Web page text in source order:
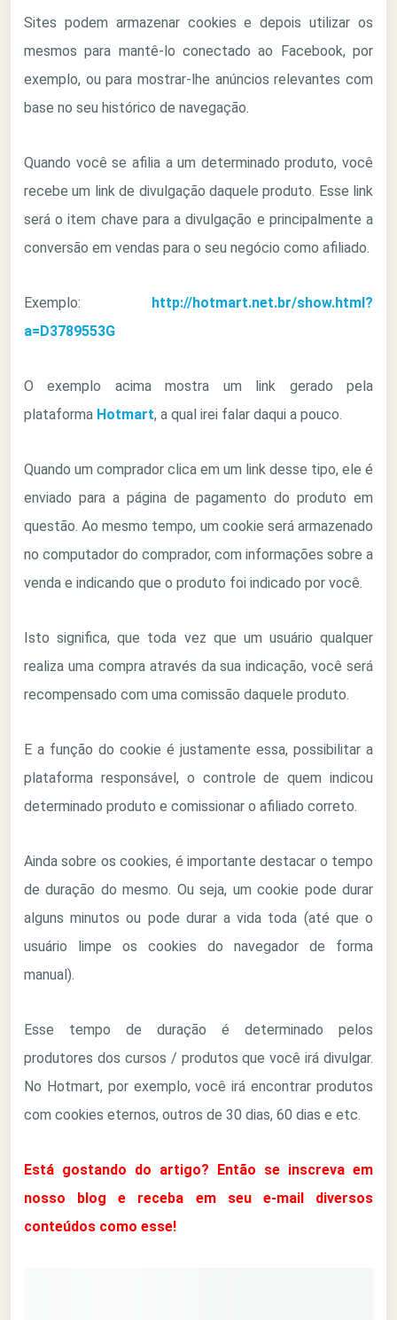
Sites podem armazenar cookies e depois utilizar os
mesmos para mantê-lo conectado ao Facebook, por
exemplo, ou para mostrar-lhe anúncios relevantes com
base no seu histórico de navegação.
Quando você se afilia a um determinado produto, você
recebe um link de divulgação daquele produto. Esse link
será o item chave para a divulgação e principalmente a
conversão em vendas para o seu negócio como afiliado.
Exemplo: http://hotmart.net.br/show.html?
a=D3789553G
O exemplo acima mostra um link gerado pela
plataforma Hotmart, a qual irei falar daqui a pouco.
Quando um comprador clica em um link desse tipo, ele é
enviado para a página de pagamento do produto em
questão. Ao mesmo tempo, um cookie será armazenado
no computador do comprador, com informações sobre a
venda e indicando que o produto foi indicado por você.
Isto significa, que toda vez que um usuário qualquer
realiza uma compra através da sua indicação, você será
recompensado com uma comissão daquele produto.
E a função do cookie é justamente essa, possibilitar a
plataforma responsável, o controle de quem indicou
determinado produto e comissionar o afiliado correto.
Ainda sobre os cookies, é importante destacar o tempo
de duração do mesmo. Ou seja, um cookie pode durar
alguns minutos ou pode durar a vida toda (até que o
usuário limpe os cookies do navegador de forma
manual).
Esse tempo de duração é determinado pelos
produtores dos cursos / produtos que você irá divulgar.
No Hotmart, por exemplo, você irá encontrar produtos
com cookies eternos, outros de 30 dias, 60 dias e etc.
Está gostando do artigo? Então se inscreva em
nosso blog e receba em seu e-mail diversos
conteúdos como esse!